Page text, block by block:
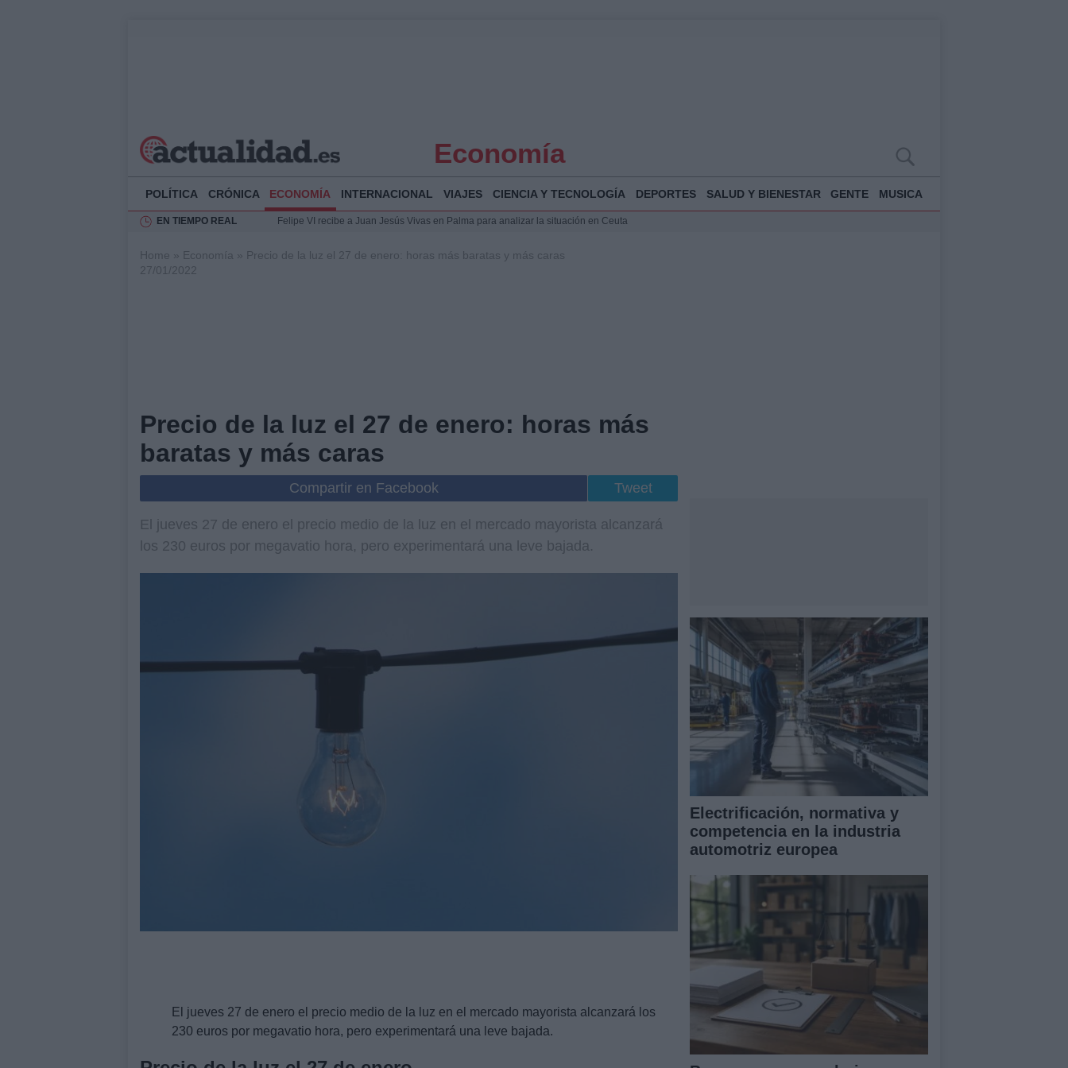
Economía
POLÍTICA CRÓNICA ECONOMÍA INTERNACIONAL VIAJES CIENCIA Y TECNOLOGÍA DEPORTES SALUD Y BIENESTAR GENTE MUSICA
EN TIEMPO REAL
Felipe VI recibe a Juan Jesús Vivas en Palma para analizar la situación en Ceuta
Impacto económico y humanitario en Ceuta tras la llegada masiva de migrantes
Home » Economía » Precio de la luz el 27 de enero: horas más baratas y más caras
27/01/2022
Precio de la luz el 27 de enero: horas más
baratas y más caras
Compartir en Facebook Tweet
El jueves 27 de enero el precio medio de la luz en el mercado mayorista alcanzará
los 230 euros por megavatio hora, pero experimentará una leve bajada.
El jueves 27 de enero el precio medio de la luz en el mercado mayorista alcanzará los
230 euros por megavatio hora, pero experimentará una leve bajada.
Electrificación, normativa y
competencia en la industria
automotriz europea